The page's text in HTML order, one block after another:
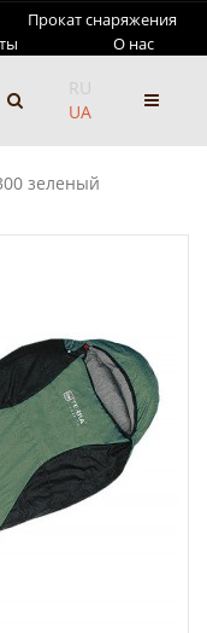
Прокат снаряжения
О нас
RU
UA
зеленый